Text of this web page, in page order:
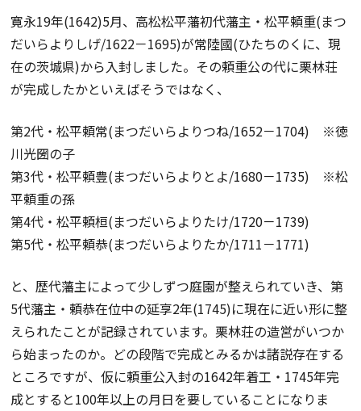
寛永19年(1642)5月、高松松平藩初代藩主・松平頼重(まつ
だいらよりしげ/1622－1695)が常陸國(ひたちのくに、現
在の茨城県)から入封しました。その頼重公の代に栗林荘
が完成したかといえばそうではなく、
第2代・松平頼常(まつだいらよりつね/1652－1704) ※徳
川光圀の子
第3代・松平頼豊(まつだいらよりとよ/1680－1735) ※松
平頼重の孫
第4代・松平頼桓(まつだいらよりたけ/1720－1739)
第5代・松平頼恭(まつだいらよりたか/1711－1771)
と、歴代藩主によって少しずつ庭園が整えられていき、第
5代藩主・頼恭在位中の延享2年(1745)に現在に近い形に整
えられたことが記録されています。栗林荘の造営がいつか
ら始まったのか。どの段階で完成とみるかは諸説存在する
ところですが、仮に頼重公入封の1642年着工・1745年完
成とすると100年以上の月日を要していることになりま